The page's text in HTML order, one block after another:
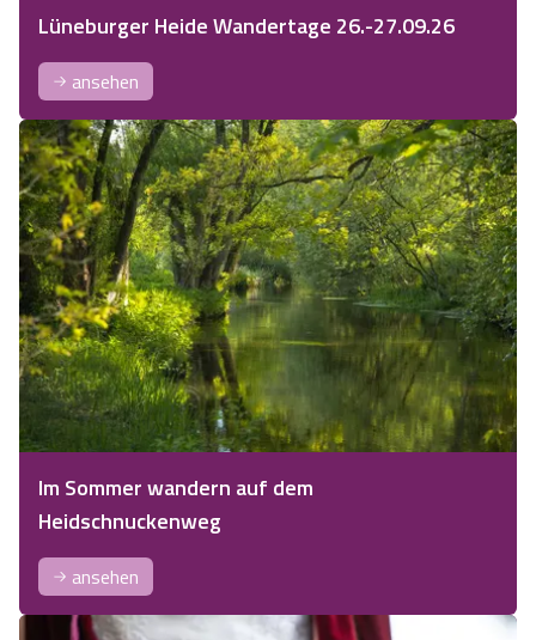
Lüneburger Heide Wandertage 26.-27.09.26
ansehen
Im Sommer wandern auf dem
Heidschnuckenweg
ansehen